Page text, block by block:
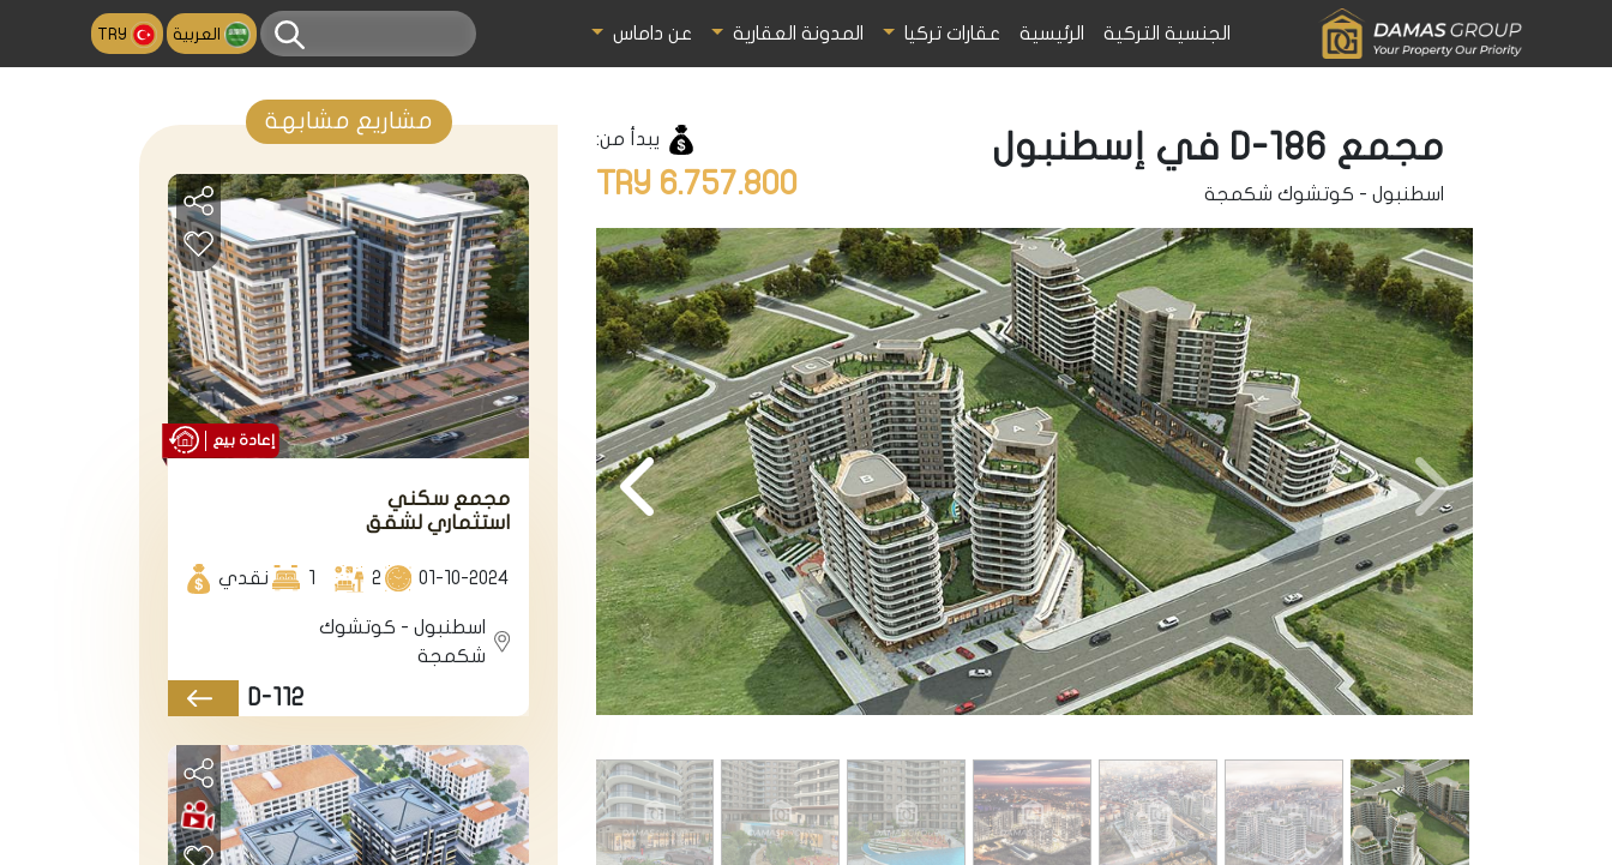
الجنسية التركية الرئيسية عقارات تركيا المدونة العقارية عن داماس العربية TRY
مجمع D-186 في إسطنبول
اسطنبول- كوتشوك شكمجة
يبدأ من:
6.757.800 TRY
مشاريع مشابهة
إعادة بيع
مجمع سكني
استثماري لشقق
على قناة اسطنبول
الجديدية في اسطنبول
الأوروبية منطقة
كوتشوك تشكمجة.
01-10-2024
2
1 نقدي
اسطنبول - كوتشوك
شكمجة
D-112